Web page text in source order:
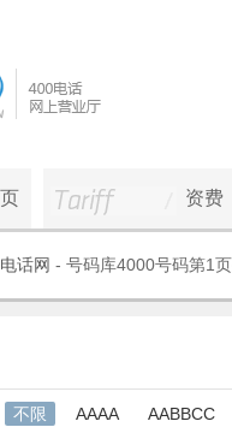
资费
话网 - 号码库4000号码第1
不限 AAAA AABBCC